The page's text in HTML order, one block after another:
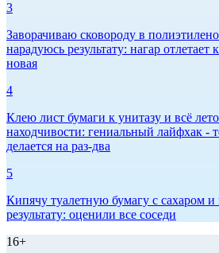
3
Заворачиваю сковороду в
нарадуюсь результату: нагар отлетает
новая
4
Клею лист бумаги к унитазу и всё
находчивости: гениальный лайфхак -
делается на раз-два
5
Кипячу туалетную бумагу с сахаром и
результату: оценили все соседи
16+